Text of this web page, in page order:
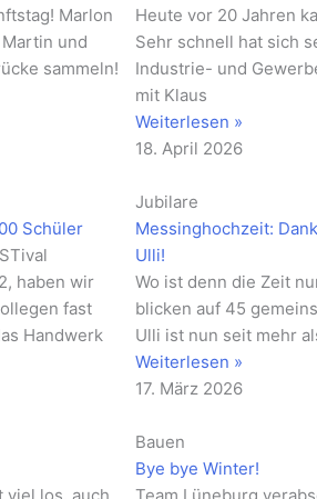
Marlon
und
sammeln!
Heute vor 20 Jahren
Sehr schnell hat sich
Industrie- und
mit Klaus
Weiterlesen »
18. April 2026
Schüler
haben wir
fast
Handwerk
Jubilare
Messinghochzeit:
Ulli!
Wo ist denn die Zeit
blicken auf 45
Ulli ist nun seit mehr
Weiterlesen »
17. März 2026
Bauen
Bye bye Winter!